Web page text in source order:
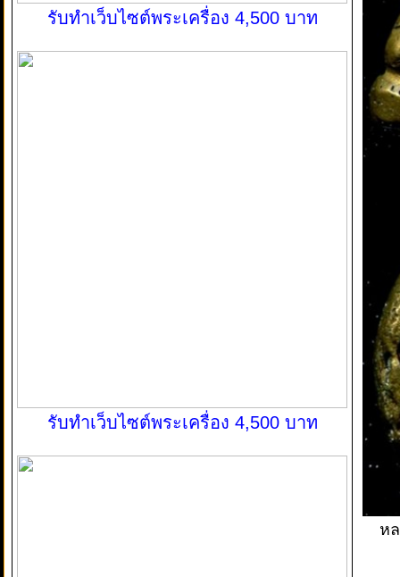
รับทำเว็บไซต์พระเครื่อง 4,500 บาท
รับทำเว็บไซต์พระเครื่อง 4,500 บาท
ห